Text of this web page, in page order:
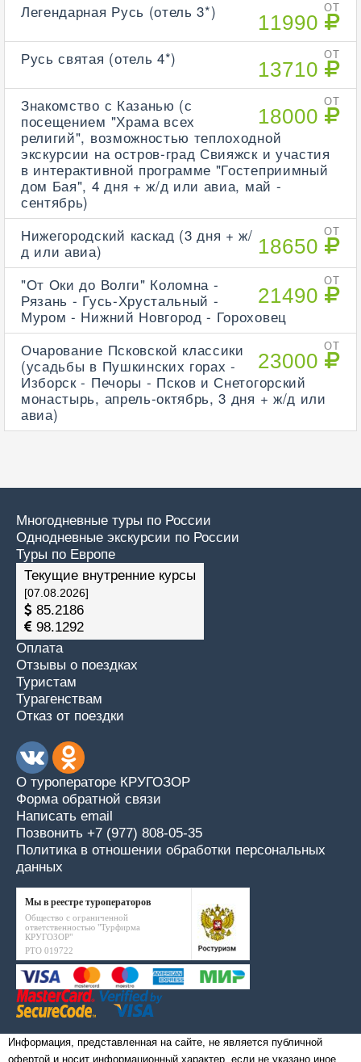
ОТ
11990
Легендарная Русь (отель 3*)
ОТ
13710
Русь святая (отель 4*)
ОТ
18000
Знакомство с Казанью (с
посещением "Храма всех
религий", возможностью теплоходной
экскурсии на остров-град Свияжск и участия
в интерактивной программе "Гостеприимный
дом Бая", 4 дня + ж/д или авиа, май -
сентябрь)
ОТ
18650
Нижегородский каскад (3 дня + ж/
д или авиа)
ОТ
21490
"От Оки до Волги" Коломна -
Рязань - Гусь-Хрустальный -
Муром - Нижний Новгород - Гороховец
ОТ
23000
Очарование Псковской классики
(усадьбы в Пушкинских горах -
Изборск - Печоры - Псков и Снетогорский
монастырь, апрель-октябрь, 3 дня + ж/д или
авиа)
Многодневные туры по России
Однодневные экскурсии по России
Туры по Европе
Текущие внутренние курсы
[07.08.2026]
85.2186
98.1292
Оплата
Отзывы о поездках
Туристам
Турагенствам
Отказ от поездки
О туроператоре КРУГОЗОР
Форма обратной связи
Написать email
Позвонить +7 (977) 808-05-35
Политика в отношении обработки персональных
данных
Мы в реестре туроператоров
Общество с ограниченной
ответственностью "Турфирма
КРУГОЗОР"
РТО 019722
Информация, представленная на сайте, не является публичной
офертой и носит информационный характер, если не указано иное.